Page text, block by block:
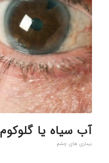
آب سیاه یا گلوکوم
بیماری های چشم